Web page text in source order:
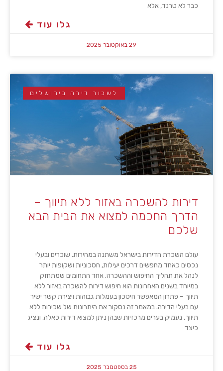
כבר לא טרנד, אלא
גלו עוד
29 באוקטובר 2025
לשכור דירה בירושלים
דירות להשכרה באזור ללא תיווך –
הדרך החכמה למצוא את הבית הבא
שלכם
עולם השכרת הדירות בישראל משתנה במהירות. שוכרים ובעלי
נכסים כאחד מחפשים דרכים יעילות, חסכוניות ושקופות יותר
לנהל את תהליך החיפוש וההשכרה. אחד התחומים שמתחזק
במיוחד בשנים האחרונות הוא חיפוש דירות להשכרה באזור ללא
תיווך – פתרון המאפשר חיסכון בעמלות גבוהות ויצירת קשר ישיר
עם בעלי הדירה. במאמר זה נסקור את היתרונות של שכירות ללא
תיווך, נעמיק בערים מרכזיות שבהן ניתן למצוא דירות כאלה, ונציג
כיצד
גלו עוד
25 בספטמבר 2025